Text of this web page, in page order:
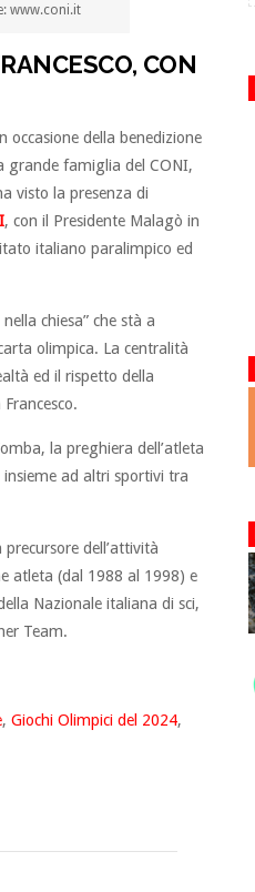
www.coni.it
CON
occasione della benedizione
grande famiglia del CONI,
visto la presenza di
, con il Presidente Malagò in
italiano paralimpico ed
chiesa” che stà a
olimpica. La centralità
ed il rispetto della
la preghiera dell’atleta
ad altri sportivi tra
dell’attività
atleta (dal 1988 al 1998) e
Nazionale italiana di sci,
Team.
, Giochi Olimpici del 2024,